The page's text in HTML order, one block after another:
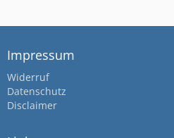
Impressum
Widerruf
Datenschutz
Disclaimer